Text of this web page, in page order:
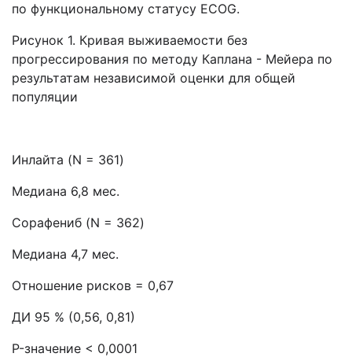
по функциональному статусу ECOG.
Рисунок 1. Кривая выживаемости без
прогрессирования по методу Каплана - Мейера по
результатам независимой оценки для общей
популяции
Инлайта (N = 361)
Медиана 6,8 мес.
Сорафениб (N = 362)
Медиана 4,7 мес.
Отношение рисков = 0,67
ДИ 95 % (0,56, 0,81)
P-значение < 0,0001